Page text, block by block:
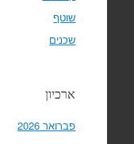
שוטף
שכנים
ארכיון
פברואר 2026